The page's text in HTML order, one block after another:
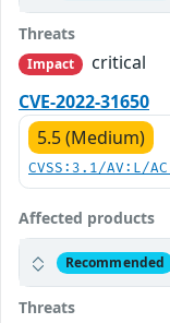
Threats
Impact
critical
CVE-2022-31650
5.5 (Medium)
CVSS:3.1/AV:L/
Affected products
Recommended
Threats